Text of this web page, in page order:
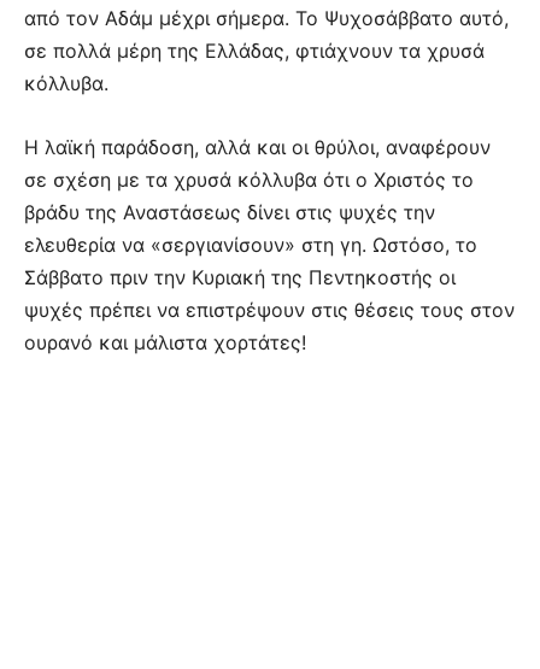
από τον Αδάμ μέχρι σήμερα. Το Ψυχοσάββατο αυτό,
σε πολλά μέρη της Ελλάδας, φτιάχνουν τα χρυσά
κόλλυβα.
Η λαϊκή παράδοση, αλλά και οι θρύλοι, αναφέρουν
σε σχέση με τα χρυσά κόλλυβα ότι ο Χριστός το
βράδυ της Αναστάσεως δίνει στις ψυχές την
ελευθερία να «σεργιανίσουν» στη γη. Ωστόσο, το
Σάββατο πριν την Κυριακή της Πεντηκοστής οι
ψυχές πρέπει να επιστρέψουν στις θέσεις τους στον
ουρανό και μάλιστα χορτάτες!